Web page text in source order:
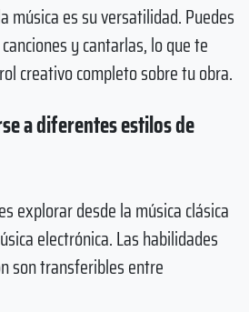
música es su versatilidad. Puedes
y cantarlas, lo que te
creativo completo sobre tu obra.
a diferentes estilos de
explorar desde la música clásica
electrónica. Las habilidades
son transferibles entre